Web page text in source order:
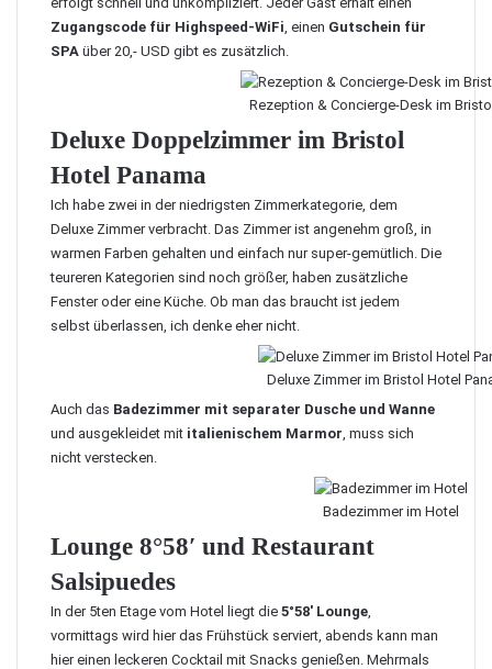
Zugangscode für Highspeed-WiFi, einen Gutschein für
SPA über 20,- USD gibt es zusätzlich.
Rezeption & Concierge-Desk im
Deluxe Doppelzimmer im Bristol
Hotel Panama
Ich habe zwei in der niedrigsten Zimmerkategorie, dem
Deluxe Zimmer verbracht. Das Zimmer ist angenehm groß, in
warmen Farben gehalten und einfach nur super-gemütlich. Die
teureren Kategorien sind noch größer, haben zusätzliche
Fenster oder eine Küche. Ob man das braucht ist jedem
selbst überlassen, ich denke eher nicht.
Deluxe Zimmer im Bristol Hotel
Auch das Badezimmer mit separater Dusche und Wanne
und ausgekleidet mit italienischem Marmor, muss sich
nicht verstecken.
Badezimmer im Hotel
Lounge 8°58′ und Restaurant
Salsipuedes
In der 5ten Etage vom Hotel liegt die 5°58′ Lounge,
vormittags wird hier das Frühstück serviert, abends kann man
hier einen leckeren Cocktail mit Snacks genießen. Mehrmals